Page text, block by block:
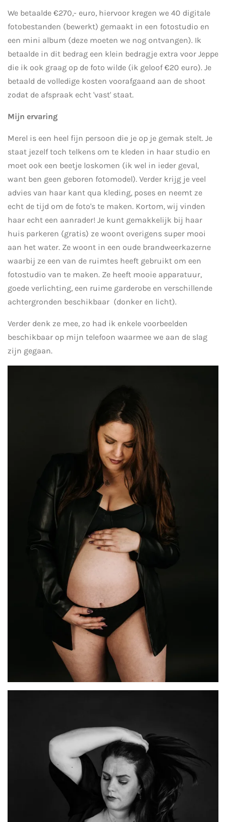
We betaalde €270,- euro, hiervoor kregen we 40 digitale
fotobestanden (bewerkt) gemaakt in een fotostudio en
een mini album (deze moeten we nog ontvangen). Ik
betaalde in dit bedrag een klein bedragje extra voor Jeppe
die ik ook graag op de foto wilde (ik geloof €20 euro). Je
betaald de volledige kosten voorafgaand aan de shoot
zodat de afspraak echt 'vast' staat.
Mijn ervaring
Merel is een heel fijn persoon die je op je gemak stelt. Je
staat jezelf toch telkens om te kleden in haar studio en
moet ook een beetje loskomen (ik wel in ieder geval,
want ben geen geboren fotomodel). Verder krijg je veel
advies van haar kant qua kleding, poses en neemt ze
echt de tijd om de foto's te maken. Kortom, wij vinden
haar echt een aanrader! Je kunt gemakkelijk bij haar
huis parkeren (gratis) ze woont overigens super mooi
aan het water. Ze woont in een oude brandweerkazerne
waarbij ze een van de ruimtes heeft gebruikt om een
fotostudio van te maken. Ze heeft mooie apparatuur,
goede verlichting, een ruime garderobe en verschillende
achtergronden beschikbaar (donker en licht).
Verder denk ze mee, zo had ik enkele voorbeelden
beschikbaar op mijn telefoon waarmee we aan de slag
zijn gegaan.